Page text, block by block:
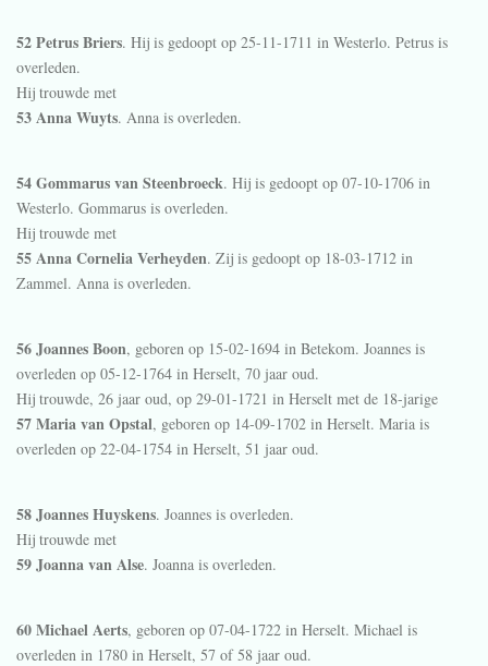
52 Petrus Briers. Hij is gedoopt op 25-11-1711 in Westerlo. Petrus is
overleden.
Hij trouwde met
53 Anna Wuyts. Anna is overleden.
54 Gommarus van Steenbroeck. Hij is gedoopt op 07-10-1706 in
Westerlo. Gommarus is overleden.
Hij trouwde met
55 Anna Cornelia Verheyden. Zij is gedoopt op 18-03-1712 in
Zammel. Anna is overleden.
56 Joannes Boon, geboren op 15-02-1694 in Betekom. Joannes is
overleden op 05-12-1764 in Herselt, 70 jaar oud.
Hij trouwde, 26 jaar oud, op 29-01-1721 in Herselt met de 18-jarige
57 Maria van Opstal, geboren op 14-09-1702 in Herselt. Maria is
overleden op 22-04-1754 in Herselt, 51 jaar oud.
58 Joannes Huyskens. Joannes is overleden.
Hij trouwde met
59 Joanna van Alse. Joanna is overleden.
60 Michael Aerts, geboren op 07-04-1722 in Herselt. Michael is
overleden in 1780 in Herselt, 57 of 58 jaar oud.